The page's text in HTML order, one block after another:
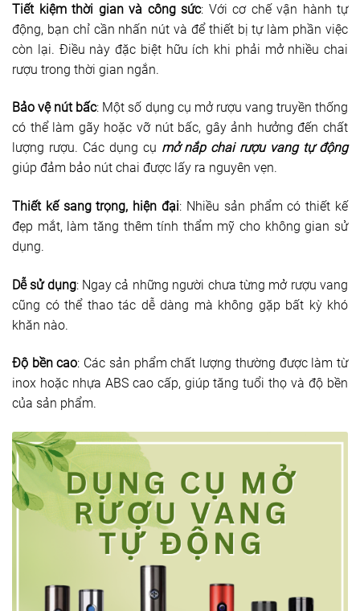
Tiết kiệm thời gian và công sức: Với cơ chế vận hành tự
động, bạn chỉ cần nhấn nút và để thiết bị tự làm phần việc
còn lại. Điều này đặc biệt hữu ích khi phải mở nhiều chai
rượu trong thời gian ngắn.
Bảo vệ nút bấc: Một số dụng cụ mở rượu vang truyền thống
có thể làm gãy hoặc vỡ nút bấc, gây ảnh hưởng đến chất
lượng rượu. Các dụng cụ mở nắp chai rượu vang tự động
giúp đảm bảo nút chai được lấy ra nguyên vẹn.
Thiết kế sang trọng, hiện đại: Nhiều sản phẩm có thiết kế
đẹp mắt, làm tăng thêm tính thẩm mỹ cho không gian sử
dụng.
Dễ sử dụng: Ngay cả những người chưa từng mở rượu vang
cũng có thể thao tác dễ dàng mà không gặp bất kỳ khó
khăn nào.
Độ bền cao: Các sản phẩm chất lượng thường được làm từ
inox hoặc nhựa ABS cao cấp, giúp tăng tuổi thọ và độ bền
của sản phẩm.